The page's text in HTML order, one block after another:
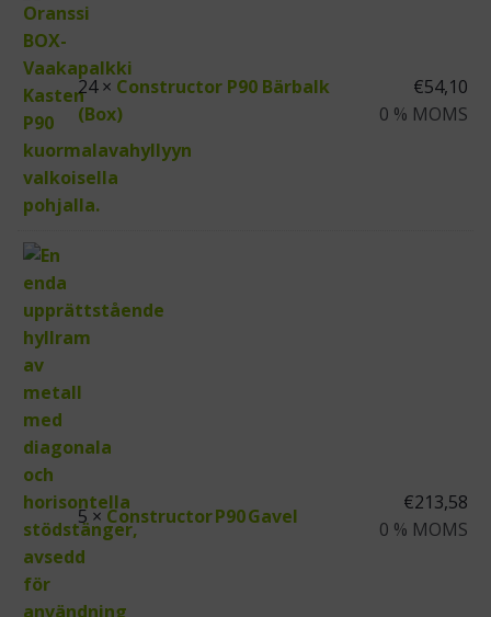
24 × Constructor P90 Bärbalk
(Box)
€54,10
0 % MOMS
5 ×Constructor P90 Gavel
€213,58
0 % MOMS